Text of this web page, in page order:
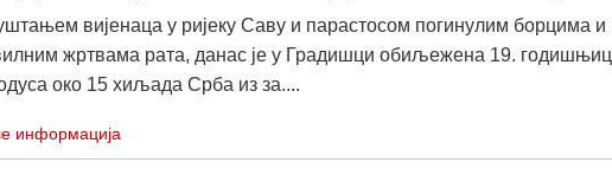
вијенаца у ријеку Саву и парастосом погинулим борцима и
жртвама рата, данас је у Градишци обиљежена 19.
око 15 хиљада Срба из за....
информација